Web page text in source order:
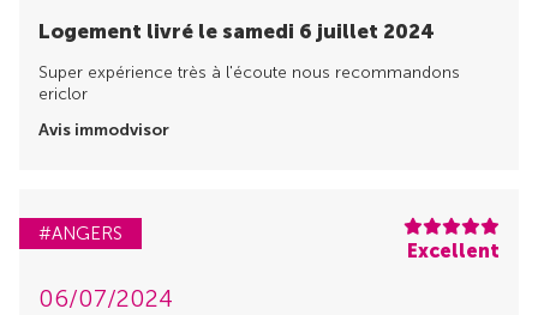
Logement livré le samedi 6 juillet 2024
Super expérience très à l'écoute nous recommandons
ericlor
Avis immodvisor
#ANGERS
Excellent
06/07/2024